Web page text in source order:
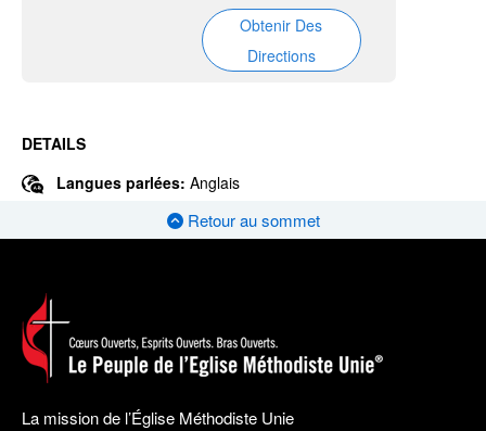
Obtenir Des
Directions
DETAILS
Langues parlées: Anglais
Retour au sommet
La mission de l’Église Méthodiste Unie